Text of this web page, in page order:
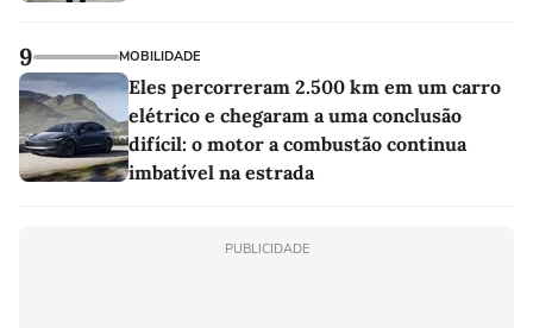
9 MOBILIDADE
Eles percorreram 2.500 km em um carro
elétrico e chegaram a uma conclusão
difícil: o motor a combustão continua
imbatível na estrada
PUBLICIDADE